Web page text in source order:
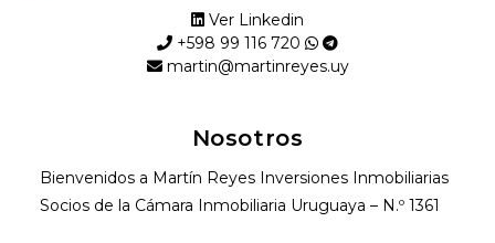
Ver Linkedin
+598 99 116 720
martin@martinreyes.uy
Nosotros
Bienvenidos a Martín Reyes Inversiones Inmobiliarias
Socios de la Cámara Inmobiliaria Uruguaya – N.º 1361